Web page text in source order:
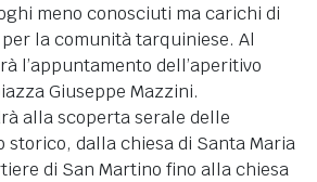
meno conosciuti ma carichi di
la comunità tarquiniese. Al
l’appuntamento dell’aperitivo
Giuseppe Mazzini.
alla scoperta serale delle
dalla chiesa di Santa Maria
di San Martino fino alla chiesa